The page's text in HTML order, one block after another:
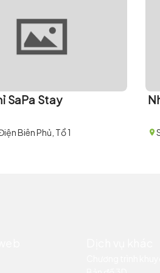
SaPa Stay
Biên Phủ, Tổ 1